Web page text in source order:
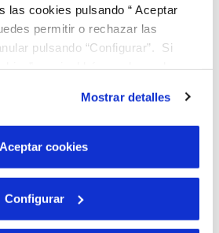
las cookies pulsando “ Aceptar
permitir o rechazar las
pulsando “Configurar”. Si
que el sitio web funcione y que
desactivar. Puedes consultar
Política de Cookies
Mostrar detalles
Aceptar cookies
Configurar